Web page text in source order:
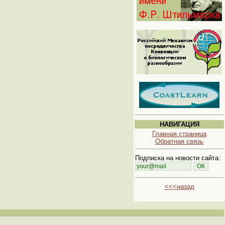
НАВИГАЦИЯ
Главная страница
Обратная связь
Подписка на новости сайта:
<<<назад